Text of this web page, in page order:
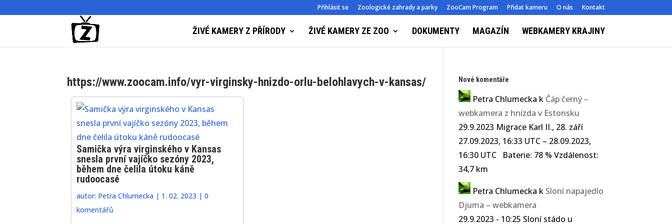
Přihlásit se Zoologické zahrady a parky ZooCam Program Přidat kameru O nás Kontakt
ŽIVÉ KAMERY Z PŘÍRODY ŽIVÉ KAMERY ZE ZOO DOKUMENTY MAGAZÍN WEBKAMERY KRAJINY
https://www.zoocam.info/vyr-virginsky-hnizdo-orlu-belohlavych-v-kansas/
Samička výra virginského v Kansas
snesla první vajíčko sezóny 2023,
během dne čelila útoku káně
rudoocasé
autor: Petra Chlumecka| 1. 02. 2023 | 0
komentářů
Nové komentáře
Petra Chlumecka k Čáp černý –
webkamera z hnízda v Estonsku
29.9.2023 Migrace Karl II., 28. září
27.09.2023, 16:33 UTC – 28.09.2023,
16:30 UTC Baterie: 78 % Vzdálenost:
34,7 km
Petra Chlumecka k Sloní napajedlo
Djuma – webkamera
29.9.2023 - 10:25 Sloní stádo u